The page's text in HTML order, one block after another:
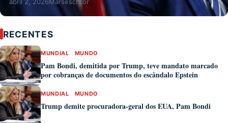
RECENTES
MUNDIAL MUNDO
Pam Bondi, demitida por Trump, teve mandato marcado
por cobranças de documentos do escândalo Epstein
MUNDIAL MUNDO
Trump demite procuradora-geral dos EUA, Pam Bondi